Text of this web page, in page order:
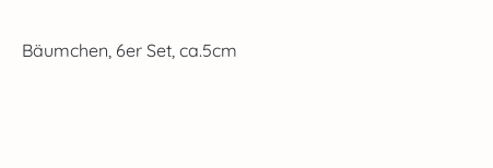
Bäumchen, 6er Set, ca.5cm